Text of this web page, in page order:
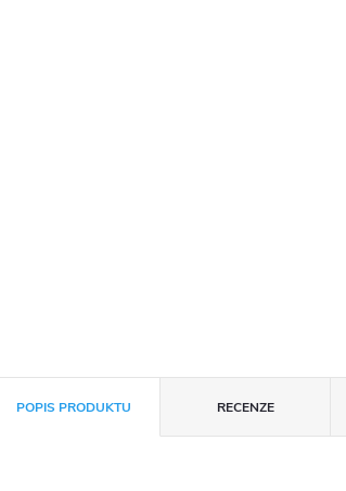
POPIS PRODUKTU RECENZE